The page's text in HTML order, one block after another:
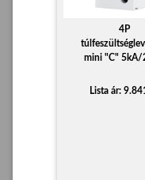
4P
mini "C" 5kA/
Lista ár: